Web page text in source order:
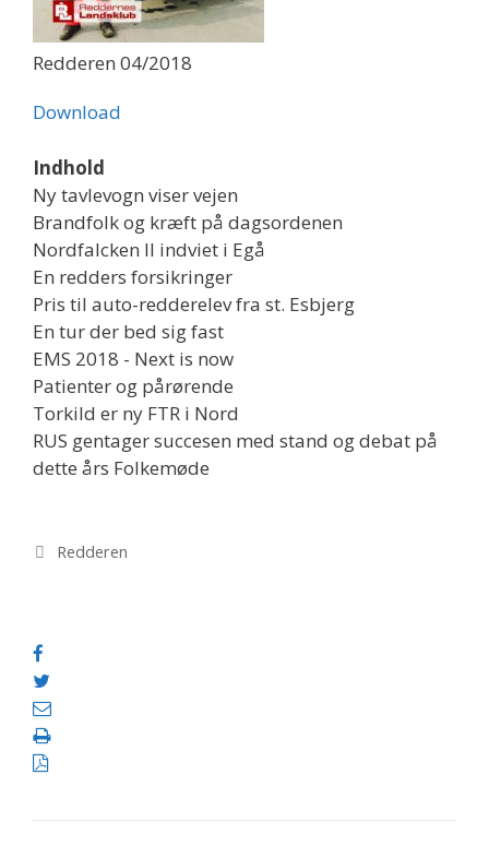
Redderen 04/2018
Download
Indhold
Ny tavlevogn viser vejen
Brandfolk og kræft på dagsordenen
Nordfalcken II indviet i Egå
En redders forsikringer
Pris til auto-redderelev fra st. Esbjerg
En tur der bed sig fast
EMS 2018 - Next is now
Patienter og pårørende
Torkild er ny FTR i Nord
RUS gentager succesen med stand og debat på
dette års Folkemøde
Kategorier
Redderen